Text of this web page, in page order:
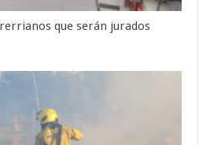
que serán jurados